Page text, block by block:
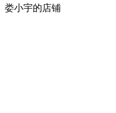
娄小宇的店铺